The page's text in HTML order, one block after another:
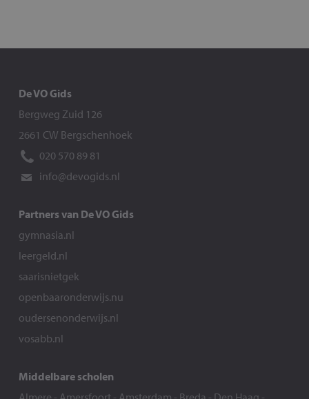
De VO Gids
Bergweg Zuid 126
2661 CW Bergschenhoek
020 570 89 81
info@devogids.nl
Partners van De VO Gids
gymnasia.nl
leergeld.nl
saarisnietgek
openbaaronderwijs.nu
oudersenonderwijs.nl
vosabb.nl
Middelbare scholen